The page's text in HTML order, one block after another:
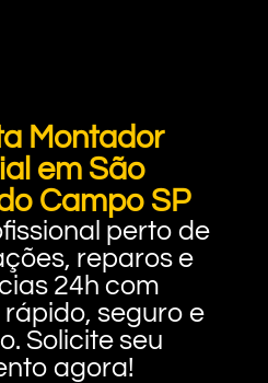
Montador
em São
Campo SP
perto de
reparos e
24h com
seguro e
Solicite seu
agora!